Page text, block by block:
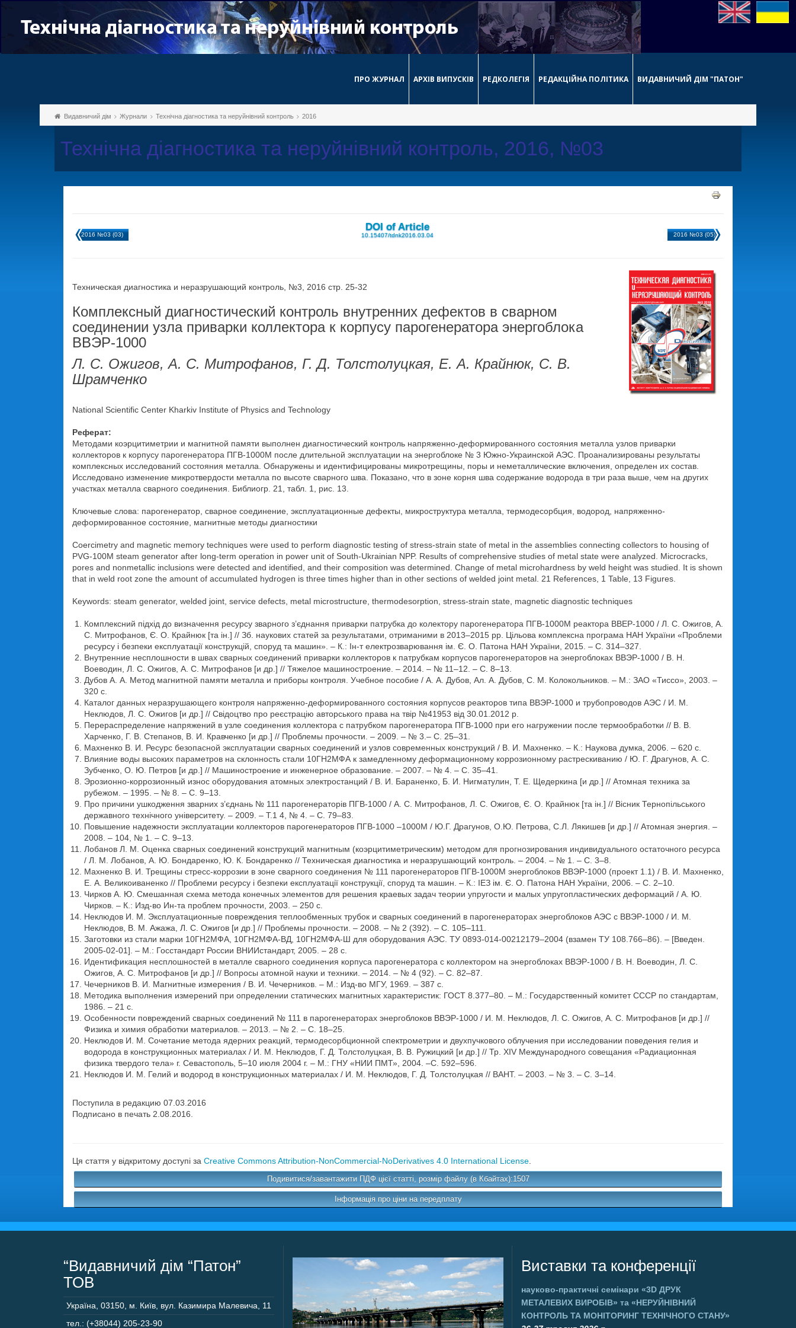
ПРО ЖУРНАЛ АРХІВ ВИПУСКІВ РЕДКОЛЕГІЯ РЕДАКЦІЙНА ПОЛІТИКА ВИДАВНИЧИЙ ДІМ "ПАТОН"
Видавничий дім Журнали Технічна діагностика та неруйнівний контроль 2016
Технічна діагностика та неруйнівний контроль, 2016, №03
2016 №03 (03)
DOI of Article
10.15407/tdnk2016.03.04 2016 №03 (05)
Техническая диагностика и неразрушающий контроль, №3, 2016 стр. 25-32
Комплексный диагностический контроль внутренних дефектов в сварном
соединении узла приварки коллектора к корпусу парогенератора энергоблока
ВВЭР-1000
Л. С. Ожигов, А. С. Митрофанов, Г. Д. Толстолуцкая, Е. А. Крайнюк, С. В.
Шрамченко
National Scientific Center Kharkiv Institute of Physics and Technology
Реферат:
Методами коэрцитиметрии и магнитной памяти выполнен диагностический контроль напряженно-деформированного состояния металла узлов приварки
коллекторов к корпусу парогенератора ПГВ-1000М после длительной эксплуатации на энергоблоке № 3 Южно-Украинской АЭС. Проанализированы результаты
комплексных исследований состояния металла. Обнаружены и идентифицированы микротрещины, поры и неметаллические включения, определен их состав.
Исследовано изменение микротвердости металла по высоте сварного шва. Показано, что в зоне корня шва содержание водорода в три раза выше, чем на других
участках металла сварного соединения. Библиогр. 21, табл. 1, рис. 13.
Ключевые слова: парогенератор, сварное соединение, эксплуатационные дефекты, микроструктура металла, термодесорбция, водород, напряженно-
деформированное состояние, магнитные методы диагностики
Coercimetry and magnetic memory techniques were used to perform diagnostic testing of stress-strain state of metal in the assemblies connecting collectors to housing of
PVG-100M steam generator after long-term operation in power unit of South-Ukrainian NPP. Results of comprehensive studies of metal state were analyzed. Microcracks,
pores and nonmetallic inclusions were detected and identified, and their composition was determined. Change of metal microhardness by weld height was studied. It is shown
that in weld root zone the amount of accumulated hydrogen is three times higher than in other sections of welded joint metal. 21 References, 1 Table, 13 Figures.
Keywords: steam generator, welded joint, service defects, metal microstructure, thermodesorption, stress-strain state, magnetic diagnostic techniques
Комплексний підхід до визначення ресурсу зварного з’єднання приварки патрубка до колектору парогенератора ПГВ-1000М реактора ВВЕР-1000 / Л. С. Ожигов, А.
С. Митрофанов, Є. О. Крайнюк [та ін.] // Зб. наукових статей за результатами, отриманими в 2013–2015 рр. Цільова комплексна програма НАН України «Проблеми
ресурсу і безпеки експлуатації конструкцій, споруд та машин». – К.: Ін-т електрозварювання ім. Є. О. Патона НАН України, 2015. – С. 314–327.
Внутренние несплошности в швах сварных соединений приварки коллекторов к патрубкам корпусов парогенераторов на энергоблоках ВВЭР-1000 / В. Н.
Воеводин, Л. С. Ожигов, А. С. Митрофанов [и др.] // Тяжелое машиностроение. – 2014. – № 11–12. – С. 8–13.
Дубов А. А. Метод магнитной памяти металла и приборы контроля. Учебное пособие / А. А. Дубов, Ал. А. Дубов, С. М. Колокольников. – М.: ЗАО «Тиссо», 2003. –
320 с.
Каталог данных неразрушающего контроля напряженно-деформированного состояния корпусов реакторов типа ВВЭР-1000 и трубопроводов АЭС / И. М.
Неклюдов, Л. С. Ожигов [и др.] // Свідоцтво про реєстрацію авторського права на твір №41953 від 30.01.2012 р.
Перераспределение напряжений в узле соединения коллектора с патрубком парогенератора ПГВ-1000 при его нагружении после термообработки // В. В.
Харченко, Г. В. Степанов, В. И. Кравченко [и др.] // Проблемы прочности. – 2009. – № 3.– С. 25–31.
Махненко В. И. Ресурс безопасной эксплуатации сварных соединений и узлов современных конструкций / В. И. Махненко. – К.: Наукова думка, 2006. – 620 с.
Влияние воды высоких параметров на склонность стали 10ГН2МФА к замедленному деформационному коррозионному растрескиванию / Ю. Г. Драгунов, А. С.
Зубченко, О. Ю. Петров [и др.] // Машиностроение и инженерное образование. – 2007. – № 4. – С. 35–41.
Эрозионно-коррозионный износ оборудования атомных электростанций / В. И. Бараненко, Б. И. Нигматулин, Т. Е. Щедеркина [и др.] // Атомная техника за
рубежом. – 1995. – № 8. – С. 9–13.
Про причини ушкодження зварних з’єднань № 111 парогенераторів ПГВ-1000 / А. С. Митрофанов, Л. С. Ожигов, Є. О. Крайнюк [та ін.] // Вісник Тернопільського
державного технічного університету. – 2009. – Т.1 4, № 4. – С. 79–83.
Повышение надежности эксплуатации коллекторов парогенераторов ПГВ-1000 –1000М / Ю.Г. Драгунов, О.Ю. Петрова, С.Л. Лякишев [и др.] // Атомная энергия. –
2008. – 104, № 1. – С. 9–13.
Лобанов Л. М. Оценка сварных соединений конструкций магнитным (коэрцитиметрическим) методом для прогнозирования индивидуального остаточного ресурса
/ Л. М. Лобанов, А. Ю. Бондаренко, Ю. К. Бондаренко // Техническая диагностика и неразрушающий контроль. – 2004. – № 1. – С. 3–8.
Махненко В. И. Трещины стресс-коррозии в зоне сварного соединения № 111 парогенераторов ПГВ-1000М энергоблоков ВВЭР-1000 (проект 1.1) / В. И. Махненко,
Е. А. Великоиваненко // Проблеми ресурсу і безпеки експлуатації конструкції, споруд та машин. – К.: ІЕЗ ім. Є. О. Патона НАН України, 2006. – С. 2–10.
Чирков А. Ю. Смешанная схема метода конечных элементов для решения краевых задач теории упругости и малых упругопластических деформаций / А. Ю.
Чирков. – К.: Изд-во Ин-та проблем прочности, 2003. – 250 с.
Неклюдов И. М. Эксплуатационные повреждения теплообменных трубок и сварных соединений в парогенераторах энергоблоков АЭС с ВВЭР-1000 / И. М.
Неклюдов, В. М. Ажажа, Л. С. Ожигов [и др.] // Проблемы прочности. – 2008. – № 2 (392). – С. 105–111.
Заготовки из стали марки 10ГН2МФА, 10ГН2МФА-ВД, 10ГН2МФА-Ш для оборудования АЭС. ТУ 0893-014-00212179–2004 (взамен ТУ 108.766–86). – [Введен.
2005-02-01]. – М.: Госстандарт России ВНИИстандарт, 2005. – 28 с.
Идентификация несплошностей в металле сварного соединения корпуса парогенератора с коллектором на энергоблоках ВВЭР-1000 / В. Н. Воеводин, Л. С.
Ожигов, А. С. Митрофанов [и др.] // Вопросы атомной науки и техники. – 2014. – № 4 (92). – С. 82–87.
Чечерников В. И. Магнитные измерения / В. И. Чечерников. – М.: Изд-во МГУ, 1969. – 387 с.
Методика выполнения измерений при определении статических магнитных характеристик: ГОСТ 8.377–80. – М.: Государственный комитет СССР по стандартам,
1986. – 21 с.
Особенности повреждений сварных соединений № 111 в парогенераторах энергоблоков ВВЭР-1000 / И. М. Неклюдов, Л. С. Ожигов, А. С. Митрофанов [и др.] //
Физика и химия обработки материалов. – 2013. – № 2. – С. 18–25.
Неклюдов И. М. Сочетание метода ядерних реакций, термодесорбционной спектрометрии и двухпучкового облучения при исследовании поведения гелия и
водорода в конструкционных материалах / И. М. Неклюдов, Г. Д. Толстолуцкая, В. В. Ружицкий [и др.] // Тр. XIV Международного совещания «Радиационная
физика твердого тела» г. Севастополь, 5–10 июля 2004 г. – М.: ГНУ «НИИ ПМТ», 2004. –С. 592–596.
Неклюдов И. М. Гелий и водород в конструкционных материалах / И. М. Неклюдов, Г. Д. Толстолуцкая // ВАНТ. – 2003. – № 3. – С. 3–14.
Поступила в редакцию 07.03.2016
Подписано в печать 2.08.2016.
Ця стаття у відкритому доступі за Creative Commons Attribution-NonCommercial-NoDerivatives 4.0 International License
Подивитися/завантажити ПДФ цієї статті, розмір файлу (в Кбайтах):1507
Інформація про ціни на передплату
“Видавничий дім “Патон”
ТОВ
Україна 03150 м. Київ, вул. Казимира Малевича, 11
тел.: (+38044) 205-23-90
Виставки та конференції
науково-практичні семінари«3D ДРУК
МЕТАЛЕВИХ ВИРОБІВ» та«НЕРУЙНІВНИЙ
КОНТРОЛЬ ТА МОНІТОРИНГ ТЕХНІЧНОГО СТАНУ»